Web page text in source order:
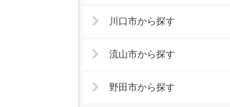
川口市から探す
流山市から探す
野田市から探す